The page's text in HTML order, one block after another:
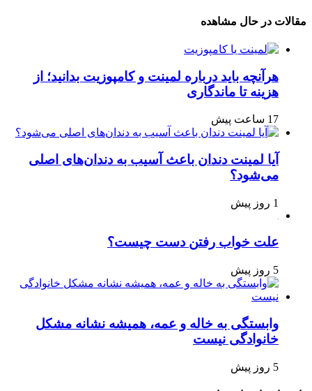
مقالات در حال مشاهده
هرآنچه باید درباره لمینت و کامپوزیت بدانید؛ از
هزینه تا ماندگاری
17 ساعت پیش
آیا لمینت دندان باعث آسیب به دندان‌های اصلی
می‌شود؟
1 روز پیش
علت خواب رفتن دست چیست؟
5 روز پیش
وابستگی به خاله و عمه، همیشه نشانه مشکل
خانوادگی نیست
5 روز پیش